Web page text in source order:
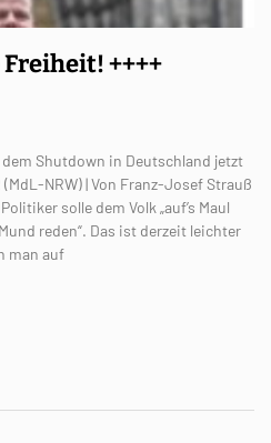
++++
Shutdown in Deutschland jetzt
NRW) | Von Franz-Josef Strauß
solle dem Volk „auf’s Maul
reden“. Das ist derzeit leichter
man auf